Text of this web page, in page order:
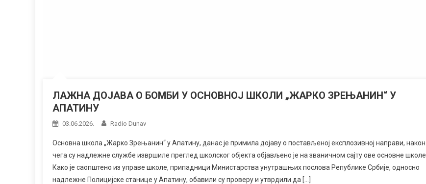
ЛАЖНА ДОЈАВА О БОМБИ У ОСНОВНОЈ ШКОЛИ „ЖАРКО ЗРЕЊАНИН“ У
АПАТИНУ
03.06.2026. Radio Dunav
Основна школа „Жарко Зрењанин“ у Апатину, данас је примила дојаву о постављеној експлозивној направи, након
чега су надлежне службе извршиле преглед школског објекта објављено је на званичном сајту ове основне школе.
Како је саопштено из управе школе, припадници Министарства унутрашњих послова Републике Србије, односно
надлежне Полицијске станице у Апатину, обавили су проверу и утврдили да […]